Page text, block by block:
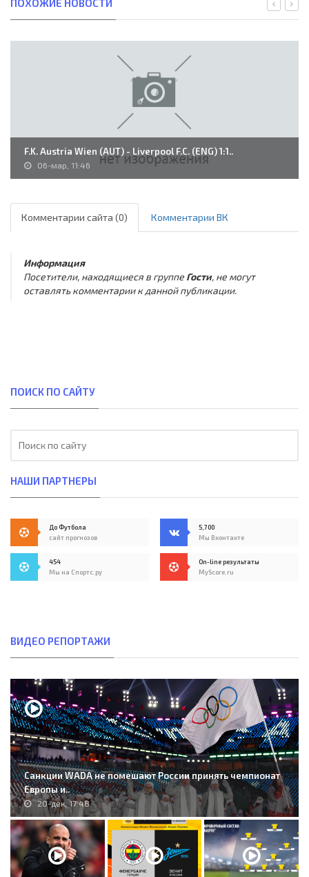
ПОХОЖИЕ НОВОСТИ
F.K. Austria Wien (AUT) - Liverpool F.C. (ENG) 1:1..
06-мар, 11:46
Комментарии сайта (0) Комментарии ВК
Информация
Посетители, находящиеся в группе Гости, не могут
оставлять комментарии к данной публикации.
ПОИСК ПО САЙТУ
НАШИ ПАРТНЕРЫ
До Футбола
сайт прогнозов
5,700
Мы Вконтакте
454
Мы на Спортс.ру
On-line результаты
MyScore.ru
ВИДЕО РЕПОРТАЖИ
Санкции WADA не помешают России принять чемпионат
Европы и..
20-дек, 17:48